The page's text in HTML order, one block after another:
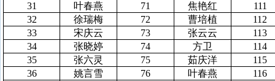
31 叶春燕 71 焦艳红
111
32
徐瑞梅 72 曹培植
112
33
宋庆云 73 张云云
113
34
张晓婷 74 方卫
114
35
张六灵 75 茹庆洋
115
36
姚言雪 76 叶春燕
116